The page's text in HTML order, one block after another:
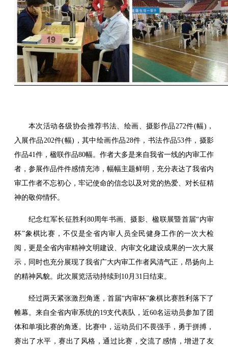
本次活动各级协会推荐书法、绘画、摄影作品272件(幅)，
入展作品202件(幅)，其中绘画作品28件，书法作品53件，摄影
作品41件，楹联作品80幅。作者大多是来自我省一线的内审工作
者，参展作品件件感情充沛，幅幅主题鲜明，充分表达了我省内
审工作者不忘初心，牢记使命的信念以及对党的热爱、对长征精
神的敬仰情怀。
纪念红军长征胜利80周年书画、摄影、楹联展暨首届“内审
杯”象棋比赛，不仅是全省内审人员全民健身工作的一次大检
阅，更是全省内审精神文明建设、内审文化建设成果的一次大展
示，同时也充分展现了我省广大内审工作者风清气正，昂扬向上
的精神风貌。此次展览活动持续到10月31日结束。
经过两天紧张激烈角逐，首届“内审杯”象棋比赛胜利落下了
帷幕。来自全省内审系统的19支代表队，近60名运动员参加了团
体和单项比赛的角逐。比赛中，运动员们不畏强手，勇于拼搏，
赛出了水平，赛出了风格，通过比赛，交流了感情，增进了友